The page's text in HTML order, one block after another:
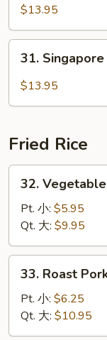
粉
Special
Mai
Fun
粉
$13.95
Singapore
Mai
米
粉
31. Singapore
$13.95
Fried Rice
Vegetable
Fried
Rice
菜
炒
32.
Pt. 小: $5.95
Qt. 大: $9.95
Roast
Pork
Fried
Rice
33. Roast
Pt. 小: $6.25
Qt. 大: $10.95